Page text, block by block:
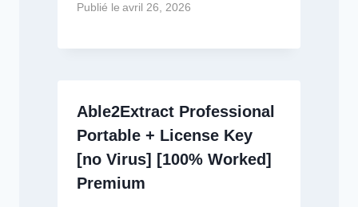
Publié le avril 26, 2026
Able2Extract Professional
Portable + License Key
[no Virus] [100% Worked]
Premium